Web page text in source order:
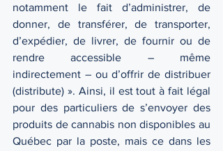
notamment le fait d’administrer, de
donner, de transférer, de transporter,
d’expédier, de livrer, de fournir ou de
rendre accessible – même
indirectement – ou d’offrir de distribuer
(distribute) ». Ainsi, il est tout à fait légal
pour des particuliers de s’envoyer des
produits de cannabis non disponibles au
Québec par la poste, mais ce dans les